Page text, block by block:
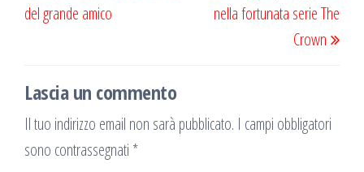
del grande amico
nella fortunata serie The
Crown
Lascia un commento
Il tuo indirizzo email non sarà pubblicato. I campi obbligatori
sono contrassegnati *